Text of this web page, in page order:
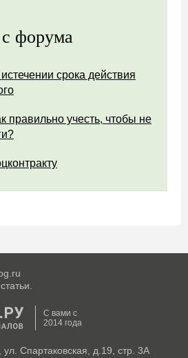
форума
срока действия
учесть, чтобы не
С вами с
2014 года
Спартаковская, д.19, стр. 3А